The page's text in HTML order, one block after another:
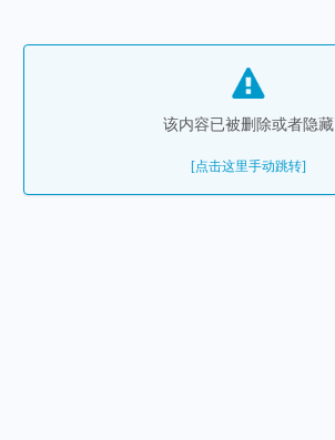
该内容已被删除或者隐藏
[点击这里手动跳转]